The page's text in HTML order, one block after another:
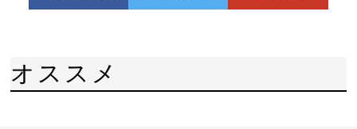
オススメ